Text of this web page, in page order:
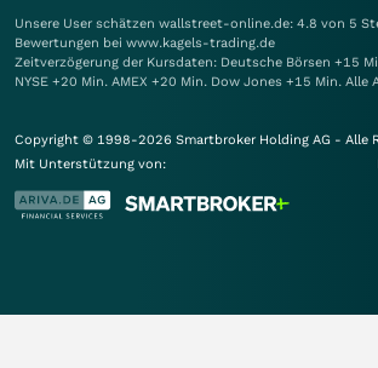
Unsere User schätzen wallstreet-online.de: 4.8 von 5
Bewertungen bei www.kagels-trading.de
Zeitverzögerung der Kursdaten: Deutsche Börsen +15
NYSE +20 Min. AMEX +20 Min. Dow Jones +15 Min. Alle
Copyright © 1998-2026 Smartbroker Holding AG - Alle
Mit Unterstützung von: